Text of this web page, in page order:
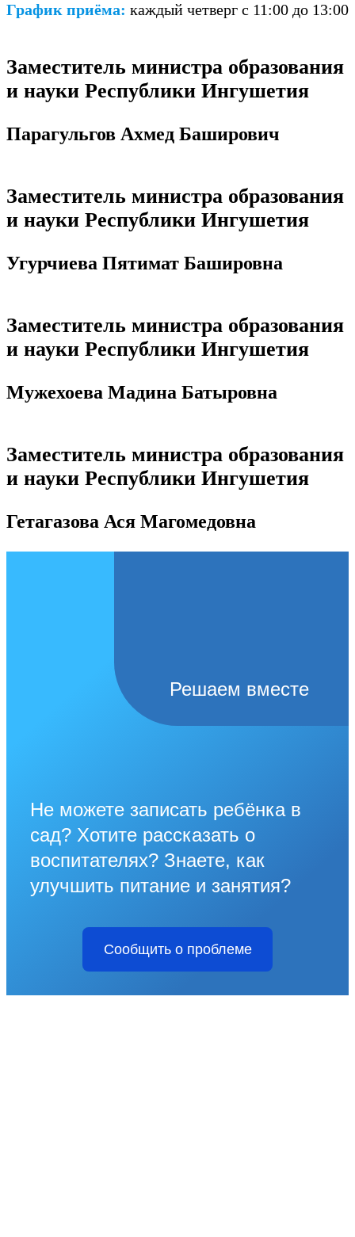
График приёма: каждый четверг с 11:00 до 13:00
Заместитель министра образования
и науки Республики Ингушетия
Парагульгов Ахмед Баширович
Заместитель министра образования
и науки Республики Ингушетия
Угурчиева Пятимат Башировна
Заместитель министра образования
и науки Республики Ингушетия
Мужехоева Мадина Батыровна
Заместитель министра образования
и науки Республики Ингушетия
Гетагазова Ася Магомедовна
Решаем вместе
Не можете записать ребёнка в
сад? Хотите рассказать о
воспитателях? Знаете, как
улучшить питание и занятия?
Сообщить о проблеме